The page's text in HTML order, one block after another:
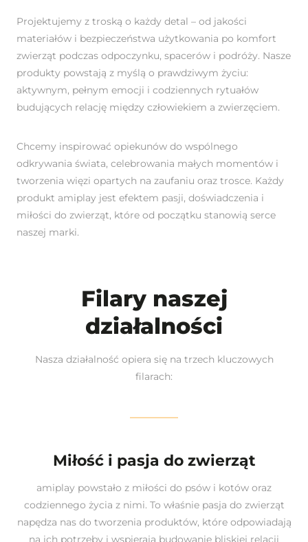
Projektujemy z troską o każdy detal – od jakości
materiałów i bezpieczeństwa użytkowania po komfort
zwierząt podczas odpoczynku, spacerów i podróży. Nasze
produkty powstają z myślą o prawdziwym życiu:
aktywnym, pełnym emocji i codziennych rytuałów
budujących relację między człowiekiem a zwierzęciem.
Chcemy inspirować opiekunów do wspólnego
odkrywania świata, celebrowania małych momentów i
tworzenia więzi opartych na zaufaniu oraz trosce. Każdy
produkt amiplay jest efektem pasji, doświadczenia i
miłości do zwierząt, które od początku stanowią serce
naszej marki.
Filary naszej
działalności
Nasza działalność opiera się na trzech kluczowych
filarach:
Miłość i pasja do zwierząt
amiplay powstało z miłości do psów i kotów oraz
codziennego życia z nimi. To właśnie pasja do zwierząt
napędza nas do tworzenia produktów, które odpowiadają
na ich potrzeby i wspierają budowanie bliskiej relacji